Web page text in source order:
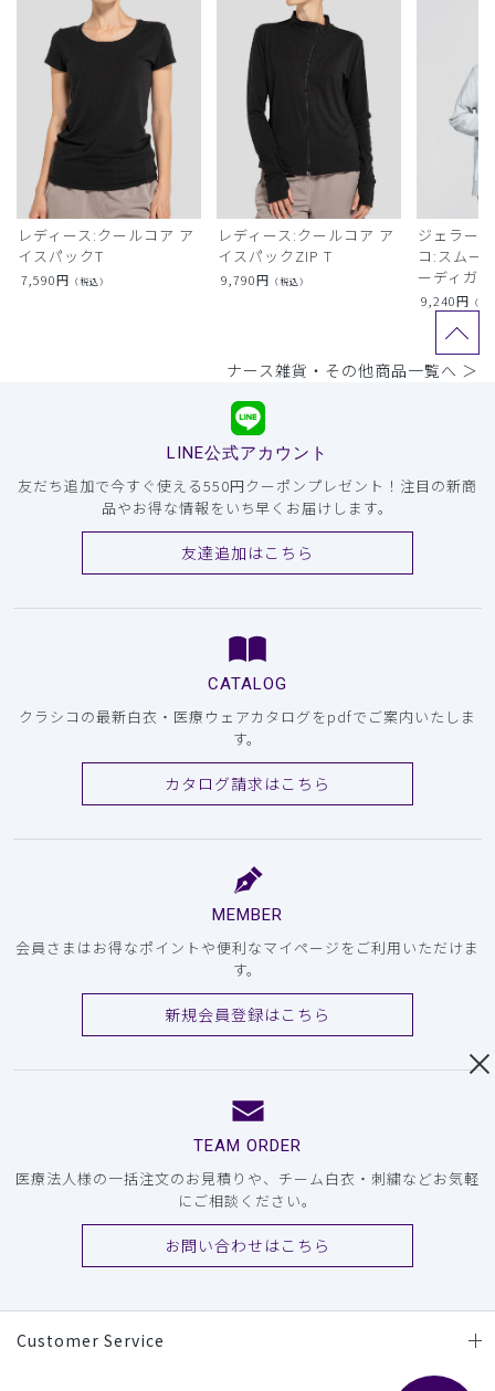
レディース:クールコア ア
イスパックT
7,590円 （税込）
レディース:クールコア ア
イスパックZIP T
9,790円 （税込）
ジェラー
コ:スムー
ーディガン
9,240円 （税
ナース雑貨・その他商品一覧へ ＞
LINE公式アカウント
友だち追加で今すぐ使える550円クーポンプレゼント！注目の新商
品やお得な情報をいち早くお届けします。
友達追加はこちら
CATALOG
クラシコの最新白衣・医療ウェアカタログをpdfでご案内いたしま
す。
カタログ請求はこちら
MEMBER
会員さまはお得なポイントや便利なマイページをご利用いただけま
す。
新規会員登録はこちら
TEAM ORDER
医療法人様の一括注文のお見積りや、チーム白衣・刺繍などお気軽
にご相談ください。
お問い合わせはこちら
Customer Service